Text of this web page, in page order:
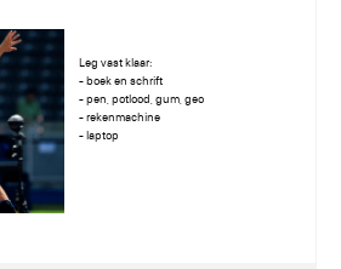
Leg vast klaar:
- boek en schrift
- pen, potlood, gum, geo
- rekenmachine
- laptop